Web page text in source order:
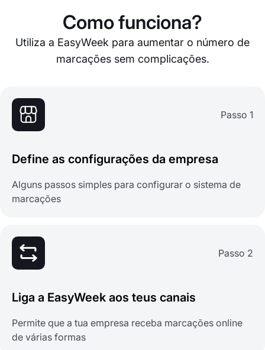
Como funciona?
Utiliza a EasyWeek para aumentar o número de
marcações sem complicações.
Passo 1
Define as configurações da empresa
Alguns passos simples para configurar o sistema de
marcações
Passo 2
Liga a EasyWeek aos teus canais
Permite que a tua empresa receba marcações online
de várias formas